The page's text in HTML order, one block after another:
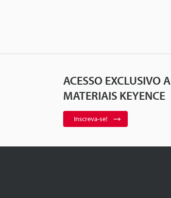
ACESSO EXCLUSIVO A
MATERIAIS KEYENCE
Inscreva-se!